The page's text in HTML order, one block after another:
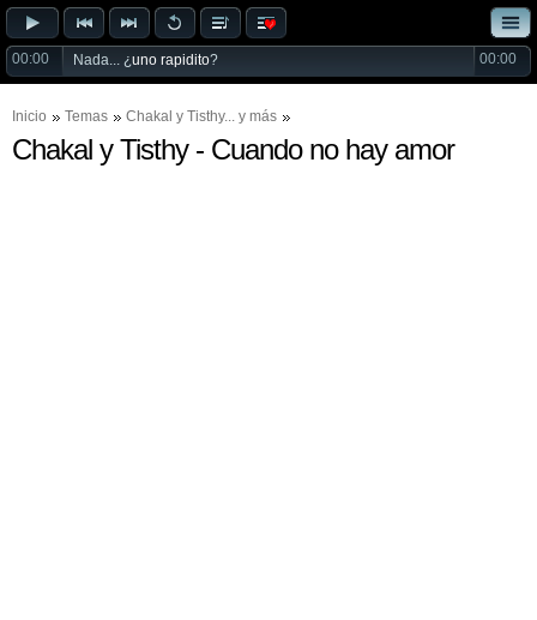
00:00 Nada... ¿uno rapidito? 00:00
Inicio Temas Chakal y Tisthy... y más
Chakal y Tisthy - Cuando no hay amor